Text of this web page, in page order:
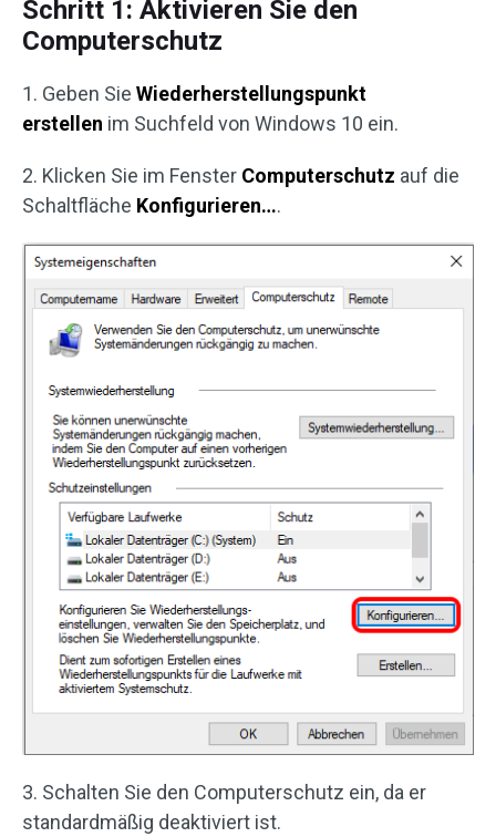
Schritt 1: Aktivieren Sie den
Computerschutz
1. Geben Sie Wiederherstellungspunkt
erstellen im Suchfeld von Windows 10 ein.
2. Klicken Sie im Fenster Computerschutz auf die
Schaltfläche Konfigurieren….
3. Schalten Sie den Computerschutz ein, da er
standardmäßig deaktiviert ist.